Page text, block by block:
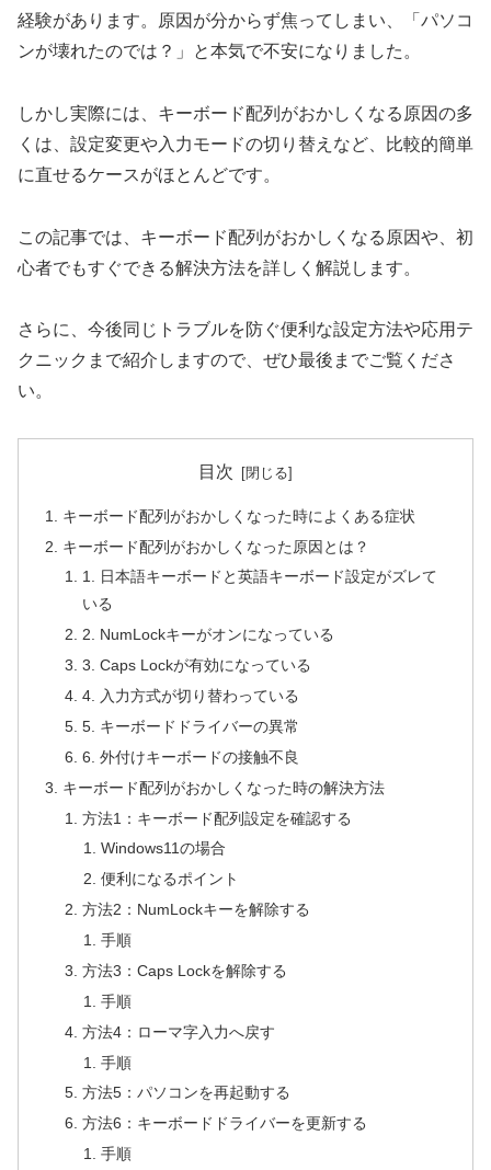
経験があります。原因が分からず焦ってしまい、「パソコ
ンが壊れたのでは？」と本気で不安になりました。
しかし実際には、キーボード配列がおかしくなる原因の多
くは、設定変更や入力モードの切り替えなど、比較的簡単
に直せるケースがほとんどです。
この記事では、キーボード配列がおかしくなる原因や、初
心者でもすぐできる解決方法を詳しく解説します。
さらに、今後同じトラブルを防ぐ便利な設定方法や応用テ
クニックまで紹介しますので、ぜひ最後までご覧くださ
い。
目次
キーボード配列がおかしくなった時によくある症状
キーボード配列がおかしくなった原因とは？
1. 日本語キーボードと英語キーボード設定がズレて
いる
2. NumLockキーがオンになっている
3. Caps Lockが有効になっている
4. 入力方式が切り替わっている
5. キーボードドライバーの異常
6. 外付けキーボードの接触不良
キーボード配列がおかしくなった時の解決方法
方法1：キーボード配列設定を確認する
Windows11の場合
便利になるポイント
方法2：NumLockキーを解除する
手順
方法3：Caps Lockを解除する
手順
方法4：ローマ字入力へ戻す
手順
方法5：パソコンを再起動する
方法6：キーボードドライバーを更新する
手順